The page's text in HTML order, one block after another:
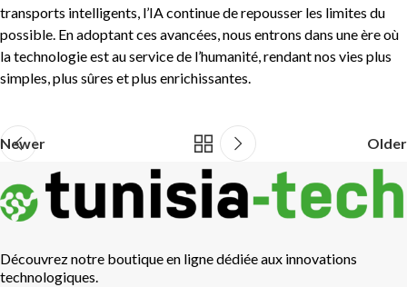
transports intelligents, l’IA continue de repousser les limites du
possible. En adoptant ces avancées, nous entrons dans une ère où
la technologie est au service de l’humanité, rendant nos vies plus
simples, plus sûres et plus enrichissantes.
Newer Older
Découvrez notre boutique en ligne dédiée aux innovations
technologiques.